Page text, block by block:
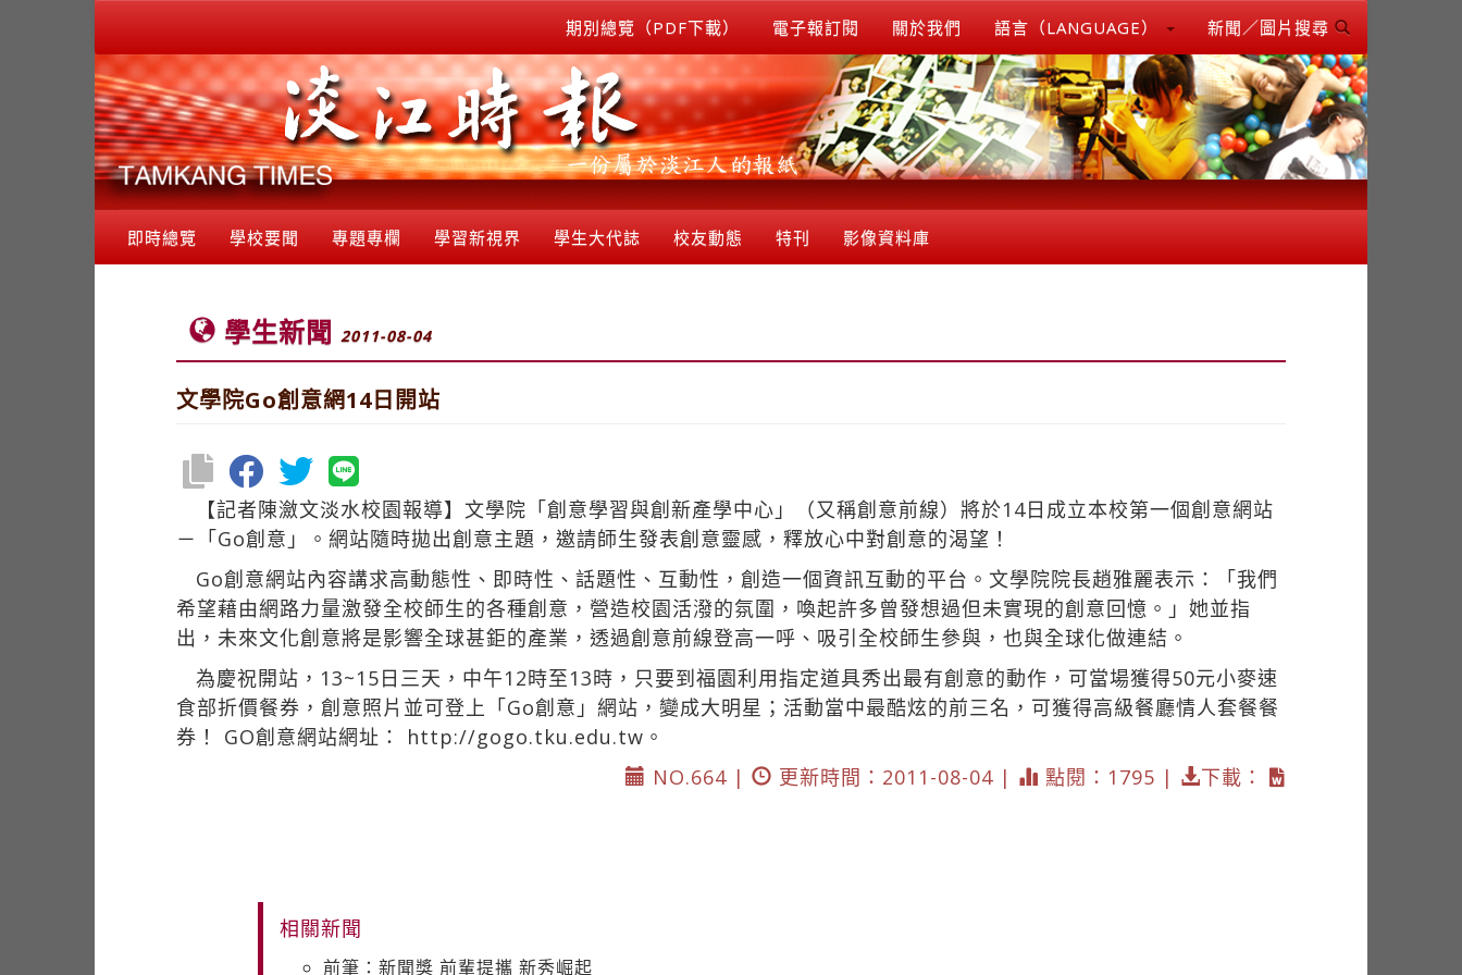
期別總覽（PDF下載） 電子報訂閱 關於我們 語言（LANGUAGE） 新聞／圖片搜尋
即時總覽 學校要聞 專題專欄 學習新視界 學生大代誌 校友動態 特刊 影像資料庫
學生新聞 2011-08-04
文學院Go創意網14日開站
【記者陳瀲文淡水校園報導】文學院「創意學習與創新產學中心」（又稱創意前線）將於14日成立本校第一個創意網站
－「Go創意」。網站隨時拋出創意主題，邀請師生發表創意靈感，釋放心中對創意的渴望！
Go創意網站內容講求高動態性、即時性、話題性、互動性，創造一個資訊互動的平台。文學院院長趙雅麗表示：「我們
希望藉由網路力量激發全校師生的各種創意，營造校園活潑的氛圍，喚起許多曾發想過但未實現的創意回憶。」她並指
出，未來文化創意將是影響全球甚鉅的產業，透過創意前線登高一呼、吸引全校師生參與，也與全球化做連結。
為慶祝開站，13~15日三天，中午12時至13時，只要到福園利用指定道具秀出最有創意的動作，可當場獲得50元小麥速
食部折價餐券，創意照片並可登上「Go創意」網站，變成大明星；活動當中最酷炫的前三名，可獲得高級餐廳情人套餐餐
券！ GO創意網站網址： http://gogo.tku.edu.tw 。
NO.664 |
更新時間：2011-08-04 | 點閱：1795 | 下載：
相關新聞
前筆：新聞獎 前輩提攜 新秀崛起